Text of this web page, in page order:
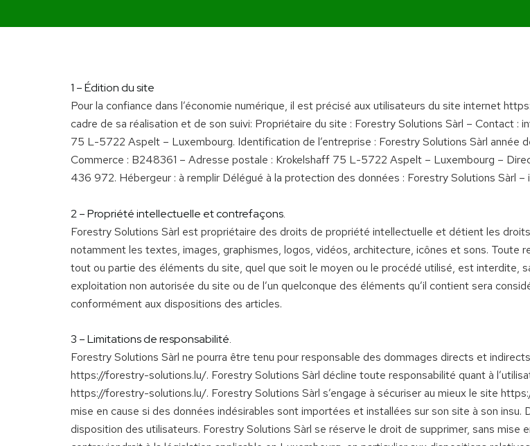
1 – Édition du site
Pour la confiance dans l’économie numérique, il est précisé aux utilisateurs du site internet
cadre de sa réalisation et de son suivi: Propriétaire du site : Forestry Solutions Sàrl – Contact
75 L-5722 Aspelt – Luxembourg. Identification de l’entreprise : Forestry Solutions Sàrl année
Commerce : B248361 – Adresse postale : Krokelshaff 75 L-5722 Aspelt – Luxembourg –
436 972. Hébergeur : à remplir Délégué à la protection des données : Forestry Solutions Sàrl
2 – Propriété intellectuelle et contrefaçons.
Forestry Solutions Sàrl est propriétaire des droits de propriété intellectuelle et détient les
notamment les textes, images, graphismes, logos, vidéos, architecture, icônes et sons. Toute
tout ou partie des éléments du site, quel que soit le moyen ou le procédé utilisé, est interdite,
exploitation non autorisée du site ou de l’un quelconque des éléments qu’il contient sera
conformément aux dispositions des articles.
3 – Limitations de responsabilité.
Forestry Solutions Sàrl ne pourra être tenu pour responsable des dommages directs et
https://forestry-solutions.lu/. Forestry Solutions Sàrl décline toute responsabilité quant à
https://forestry-solutions.lu/. Forestry Solutions Sàrl s’engage à sécuriser au mieux le site
mise en cause si des données indésirables sont importées et installées sur son site à son
disposition des utilisateurs. Forestry Solutions Sàrl se réserve le droit de supprimer, sans